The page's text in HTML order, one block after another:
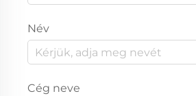
Név
Cég neve